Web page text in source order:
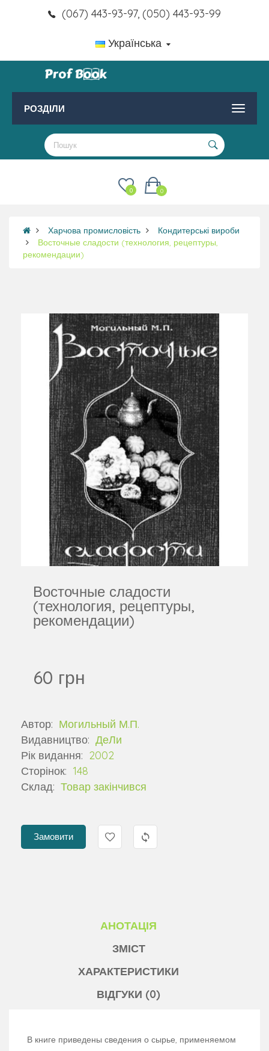
(067) 443-93-97, (050) 443-93-99
Українська
РОЗДІЛИ
0
0
Харчова промисловість
Кондитерські вироби
Восточные сладости (технология, рецептуры,
рекомендации)
Восточные сладости
(технология, рецептуры,
рекомендации)
60 грн
Автор: Могильный М.П.
Видавництво: ДеЛи
Рік видання: 2002
Сторінок: 148
Склад: Товар закінчився
Замовити
АНОТАЦІЯ
ЗМІСТ
ХАРАКТЕРИСТИКИ
ВІДГУКИ (0)
В книге приведены сведения о сырье, применяемом